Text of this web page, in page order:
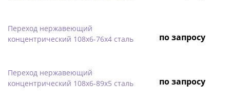
Переход нержавеющий
концентрический 108х6-76х4 сталь
по запросу
Переход нержавеющий
концентрический 108х6-89х5 сталь
по запросу